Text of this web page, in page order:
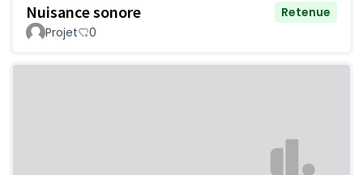
Nuisance sonore
Retenue
Projet
0